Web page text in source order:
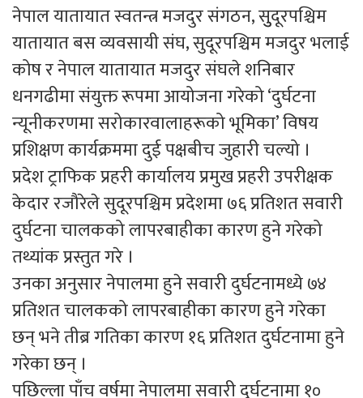
नेपाल यातायात स्वतन्त्र मजदुर संगठन, सुुदूरपश्चिम
यातायात बस व्यवसायी संघ, सुदूरपश्चिम मजदुर भलाई
कोष र नेपाल यातायात मजदुर संघले शनिबार
धनगढीमा संयुक्त रूपमा आयोजना गरेको ‘दुर्घटना
न्यूनीकरणमा सरोकारवालाहरूको भूमिका’ विषय
प्रशिक्षण कार्यक्रममा दुई पक्षबीच जुहारी चल्यो ।
प्रदेश ट्राफिक प्रहरी कार्यालय प्रमुख प्रहरी उपरीक्षक
केदार रजौरेले सुदूरपश्चिम प्रदेशमा ७६ प्रतिशत सवारी
दुर्घटना चालकको लापरबाहीका कारण हुने गरेको
तथ्यांक प्रस्तुत गरे ।
उनका अनुसार नेपालमा हुने सवारी दुर्घटनामध्ये ७४
प्रतिशत चालकको लापरबाहीका कारण हुने गरेका
छन् भने तीब्र गतिका कारण १६ प्रतिशत दुर्घटनामा हुने
गरेका छन् ।
पछिल्ला पाँच वर्षमा नेपालमा सवारी दुर्घटनामा १०